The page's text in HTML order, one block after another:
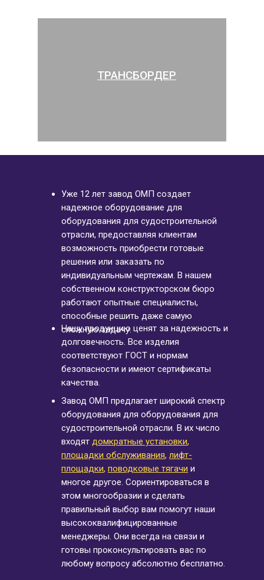
МАНЕВРОВЫЙ ТЯГАЧ
МАНЕВРОВЫЙ ТЯГАЧ
ТРАНСБОРДЕР
МАНЕВРОВЫЙ ТЯГАЧ
Уже 12 лет завод ОМП создает
надежное оборудование для
оборудования для судостроительной
отрасли, предоставляя клиентам
возможность приобрести готовые
решения или заказать по
индивидуальным чертежам. В нашем
собственном конструкторском бюро
работают опытные специалисты,
способные решить даже самую
сложную задачу.
Нашу продукцию ценят за надежность и
долговечность. Все изделия
соответствуют ГОСТ и нормам
безопасности и имеют сертификаты
качества.
Завод ОМП предлагает широкий спектр
оборудования для оборудования для
судостроительной отрасли. В их число
входят домкратные установки,
площадки обслуживания, лифт-
площадки, поводковые тягачи и
многое другое. Сориентироваться в
этом многообразии и сделать
правильный выбор вам помогут наши
высококвалифицированные
менеджеры. Они всегда на связи и
готовы проконсультировать вас по
любому вопросу абсолютно бесплатно.